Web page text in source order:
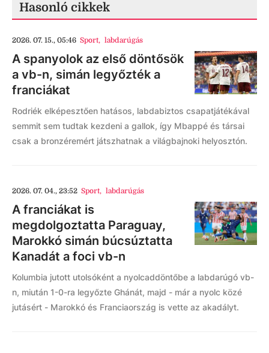
Hasonló cikkek
2026. 07. 15., 05:46 Sport, labdarúgás
A spanyolok az első döntősök
a vb-n, simán legyőzték a
franciákat
Rodriék elképesztően hatásos, labdabiztos csapatjátékával
semmit sem tudtak kezdeni a gallok, így Mbappé és társai
csak a bronzéremért játszhatnak a világbajnoki helyosztón.
2026. 07. 04., 23:52 Sport, labdarúgás
A franciákat is
megdolgoztatta Paraguay,
Marokkó simán búcsúztatta
Kanadát a foci vb-n
Kolumbia jutott utolsóként a nyolcaddöntőbe a labdarúgó vb-
n, miután 1-0-ra legyőzte Ghánát, majd - már a nyolc közé
jutásért - Marokkó és Franciaország is vette az akadályt.